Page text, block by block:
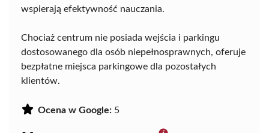
wspierają efektywność nauczania.
Chociaż centrum nie posiada wejścia i parkingu
dostosowanego dla osób niepełnosprawnych, oferuje
bezpłatne miejsca parkingowe dla pozostałych
klientów.
Ocena w Google: 5